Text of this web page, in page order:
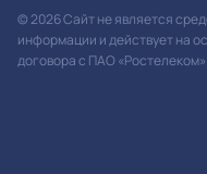
© 2026 Сайт не является
информации и действует на
договора с ПАО «Ростелеком»